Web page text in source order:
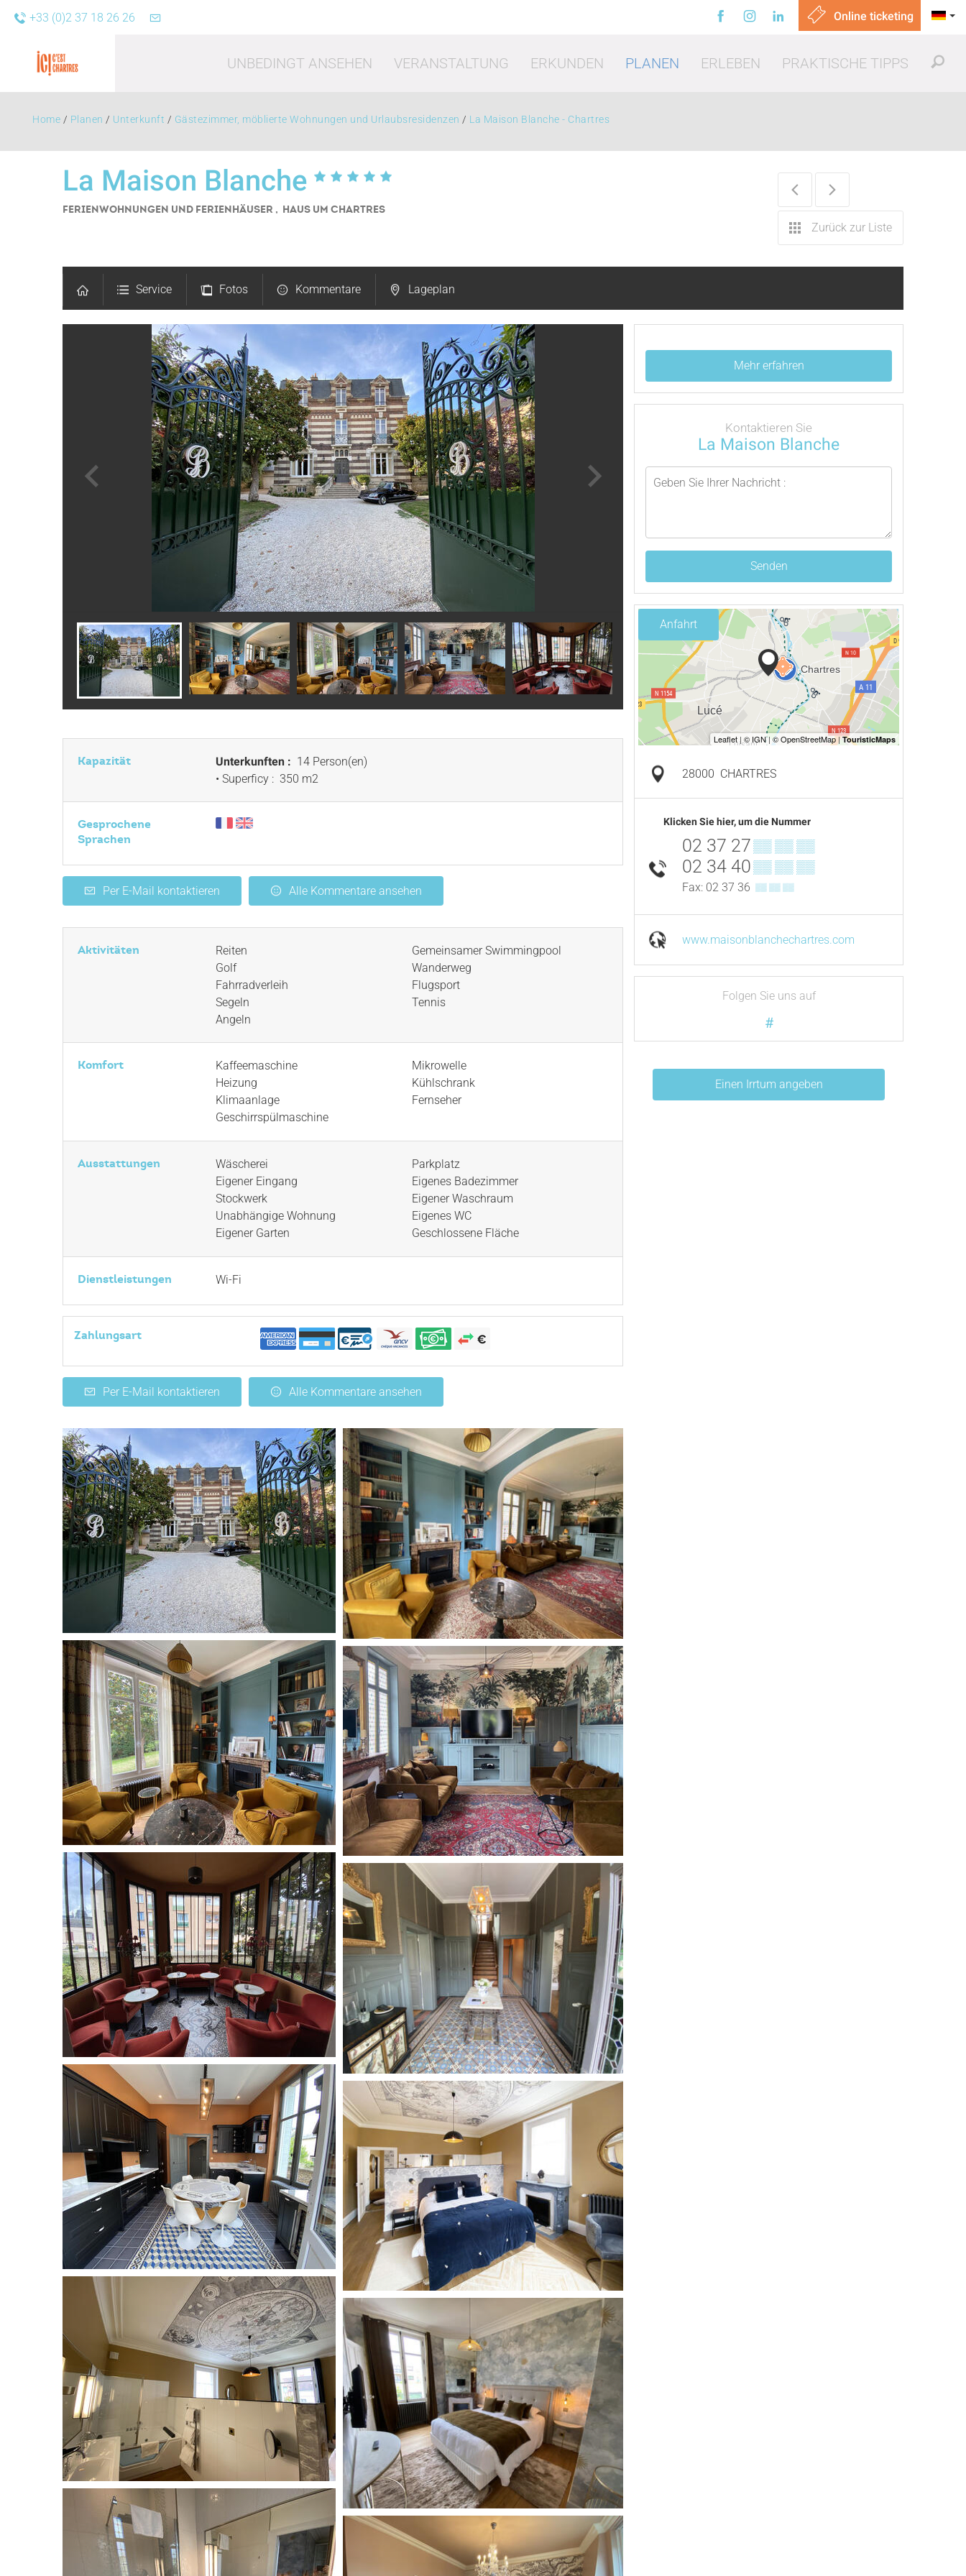
Online ticketing
+33 (0)2 37 18 26 26
UNBEDINGT ANSEHEN VERANSTALTUNG ERKUNDEN PLANEN ERLEBEN PRAKTISCHE TIPPS
Home / Planen / Unterkunft / Gästezimmer, möblierte Wohnungen und Urlaubsresidenzen / La Maison Blanche - Chartres
La Maison Blanche
FERIENWOHNUNGEN UND FERIENHÄUSER , HAUS UM CHARTRES
Zurück zur Liste
Service Fotos Kommentare Lageplan
Kapazität Unterkunften : 14 Person(en)
• Superficy : 350 m2
Gesprochene
Sprachen
Per E-Mail kontaktieren Alle Kommentare ansehen
Aktivitäten
Reiten
Golf
Fahrradverleih
Segeln
Angeln
Gemeinsamer Swimmingpool
Wanderweg
Flugsport
Tennis
Komfort
Kaffeemaschine
Heizung
Klimaanlage
Geschirrspülmaschine
Mikrowelle
Kühlschrank
Fernseher
Ausstattungen
Wäscherei
Eigener Eingang
Stockwerk
Unabhängige Wohnung
Eigener Garten
Parkplatz
Eigenes Badezimmer
Eigener Waschraum
Eigenes WC
Geschlossene Fläche
Dienstleistungen Wi-Fi
Zahlungsart
Per E-Mail kontaktieren Alle Kommentare ansehen
Mehr erfahren
Kontaktieren Sie
La Maison Blanche
Senden
Anfahrt
28000 CHARTRES
Klicken Sie hier, um die Nummer
02 37 27▒▒ ▒▒ ▒▒
02 34 40▒▒ ▒▒ ▒▒
Fax: 02 37 36 ▒▒ ▒▒ ▒▒
www.maisonblanchechartres.com
Folgen Sie uns auf
#
Einen Irrtum angeben